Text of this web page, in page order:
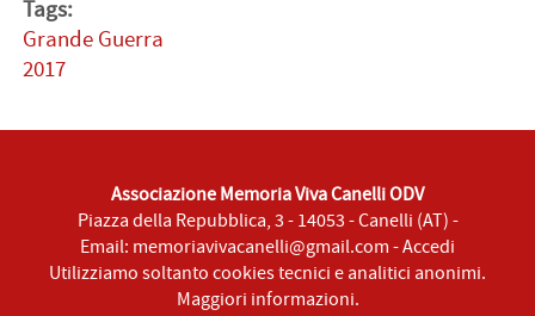
Tags:
Grande Guerra
2017
Associazione Memoria Viva Canelli ODV
Piazza della Repubblica, 3 - 14053 - Canelli (AT) -
Email: memoriavivacanelli@gmail.com-Accedi
Utilizziamo soltanto cookies tecnici e analitici anonimi.
Maggiori informazioni.